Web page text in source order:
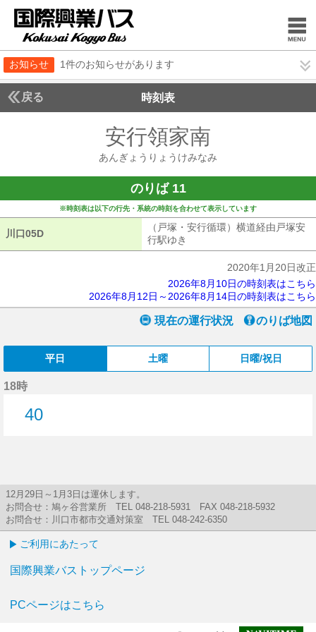
お知らせ 1件のお知らせがあります
戻る 時刻表
安行領家南
あんぎょうりょうけみなみ
のりば 11
※時刻表は以下の行先・系統の時刻を合わせて表示しています
川口05D
（戸塚・安行循環）横道経由戸塚安
行駅ゆき
2020年1月20日改正
2026年8月10日の時刻表はこちら
2026年8月12日～2026年8月14日の時刻表はこちら
現在の運行状況 のりば地図
平日 土曜 日曜/祝日
18時
40
12月29日～1月3日は運休します。
お問合せ：鳩ヶ谷営業所 TEL 048-218-5931 FAX 048-218-5932
お問合せ：川口市都市交通対策室 TEL 048-242-6350
ご利用にあたって
国際興業バストップページ
PCページはこちら